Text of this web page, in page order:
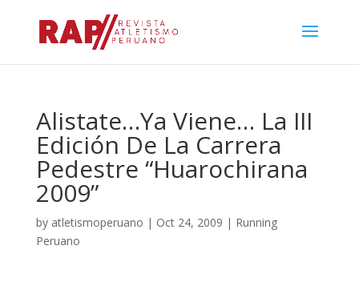
Alistate…Ya Viene… La III
Edición De La Carrera
Pedestre “Huarochirana
2009”
by atletismoperuano | Oct 24, 2009 | Running
Peruano